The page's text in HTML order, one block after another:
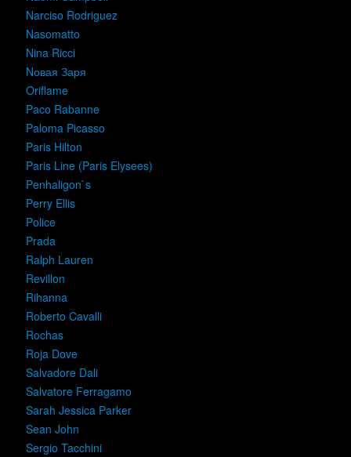
Narciso Rodriguez
Nasomatto
Nina Ricci
Nовая Заря
Oriflame
Paco Rabanne
Paloma Picasso
Paris Hilton
Paris Line (Paris Elysees)
Penhaligon`s
Perry Ellis
Police
Prada
Ralph Lauren
Revillon
Rihanna
Roberto Cavalli
Rochas
Roja Dove
Salvadore Dali
Salvatore Ferragamo
Sarah Jessica Parker
Sean John
Sergio Tacchini